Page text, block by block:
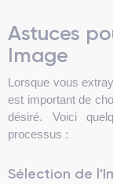
Astuces
Image
Lorsque vous
est important de
désiré. Voici
processus :
Sélection de